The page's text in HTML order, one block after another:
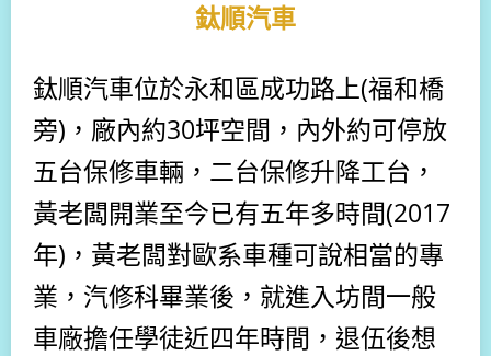
鈦順汽車
鈦順汽車位於永和區成功路上(福和橋
旁)，廠內約30坪空間，內外約可停放
五台保修車輛，二台保修升降工台，
黃老闆開業至今已有五年多時間(2017
年)，黃老闆對歐系車種可說相當的專
業，汽修科畢業後，就進入坊間一般
車廠擔任學徒近四年時間，退伍後想